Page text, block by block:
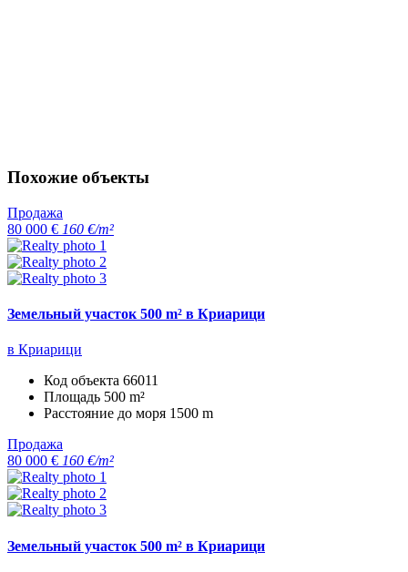
Похожие объекты
Продажа
80 000 € 160 €/m²
Земельный участок 500 m² в Криарици
в Криарици
Код объекта 66011
Площадь 500 m²
Расстояние до моря 1500 m
Продажа
80 000 € 160 €/m²
Земельный участок 500 m² в Криарици